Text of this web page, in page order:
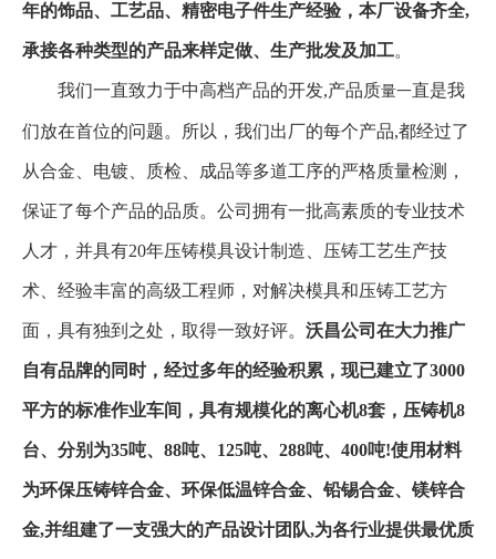
年的饰品、工艺品、精密电子件生产经验，本厂设备齐全,
承接各种类型的产品来样定做、生产批发及加工。
我们一直致力于中高档产品的开发,产品质量一直是我
们放在首位的问题。所以，我们出厂的每个产品,都经过了
从合金、电镀、质检、成品等多道工序的严格质量检测，
保证了每个产品的品质。公司拥有一批高素质的专业技术
人才，并具有20年压铸模具设计制造、压铸工艺生产技
术、经验丰富的高级工程师，对解决模具和压铸工艺方
面，具有独到之处，取得一致好评。 沃昌公司在大力推广
自有品牌的同时，经过多年的经验积累，现已建立了3000
平方的标准作业车间，具有规模化的离心机8套，压铸机8
台、分别为35吨、88吨、125吨、288吨、400吨!使用材料
为环保压铸锌合金、环保低温锌合金、铅锡合金、镁锌合
金,并组建了一支强大的产品设计团队,为各行业提供最优质